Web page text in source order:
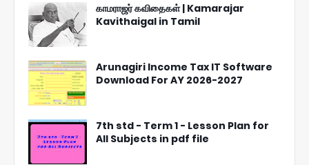
காமராஜர் கவிதைகள் | Kamarajar
Kavithaigal in Tamil
Arunagiri Income Tax IT Software
Download For AY 2026-2027
7th std - Term 1 - Lesson Plan for
All Subjects in pdf file